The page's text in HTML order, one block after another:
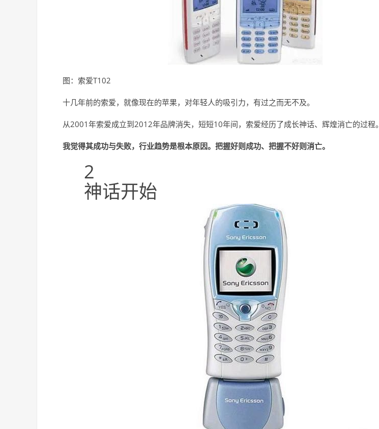
图：索爱T102
十几年前的索爱，就像现在的苹果，对年轻人的吸引力，有过之而无不及。
从2001年索爱成立到2012年品牌消失，短短10年间，索爱经历了成长神话、辉煌消亡的过程。
我觉得其成功与失败，行业趋势是根本原因。把握好则成功、把握不好则消亡。
2
神话开始